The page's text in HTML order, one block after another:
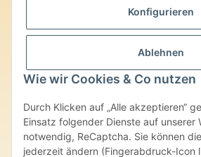
Konfigurieren
Ablehnen
Wie wir Cookies & Co nutzen
Durch Klicken auf „Alle akzeptieren“
Einsatz folgender Dienste auf unserer
notwendig, ReCaptcha. Sie können
jederzeit ändern (Fingerabdruck-Icon
besondere Kräfte und Eigenschaften
ausdrücklich darauf hin, dass alle
heilender Wirkungen (körperlich-seelisch-
überlassenen Unterlagen bisher weder
wissenschaftlich nachweisbar sind. Die
beruhen ausschließlich auf
Erfahrung. Unsere Produkte ersetzen nie